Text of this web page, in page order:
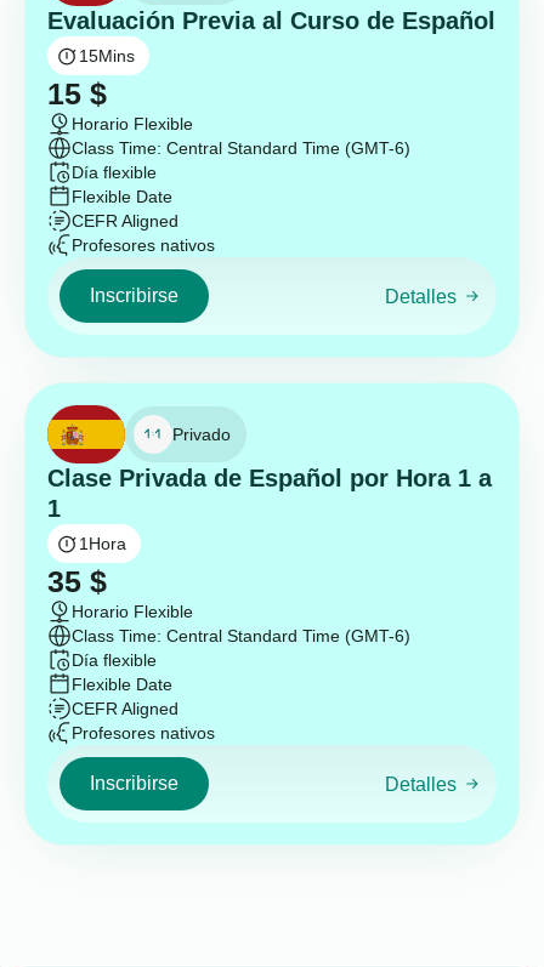
Evaluación Previa al Curso de Español
15Mins
15 $
Horario Flexible
Class Time: Central Standard Time (GMT-6)
Día flexible
Flexible Date
CEFR Aligned
Profesores nativos
Inscribirse Detalles
Privado
Clase Privada de Español por Hora 1 a
1
1 Hora
35 $
Horario Flexible
Class Time: Central Standard Time (GMT-6)
Día flexible
Flexible Date
CEFR Aligned
Profesores nativos
Inscribirse Detalles